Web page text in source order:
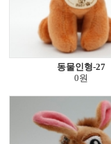
동물인형-27
0원